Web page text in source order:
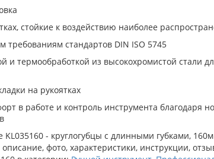
стойкие к воздействию наиболее
требованиям стандартов DIN ISO 5745
и термообработкой из высокохромистой стали
на рукоятках
в работе и контроль инструмента благодаря
KL035160 - круглогубцы с длинными губками,
описание, фото, характеристики, инструкции,